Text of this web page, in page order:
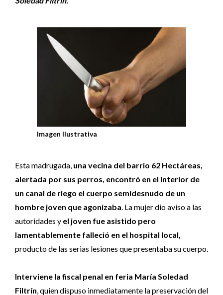
Imagen Ilustrativa
Esta madrugada, una vecina del barrio 62 Hectáreas,
alertada por sus perros, encontró en el interior de
un canal de riego el cuerpo semidesnudo de un
hombre joven que agonizaba. La mujer dio aviso a las
autoridades y el joven fue asistido pero
lamentablemente falleció en el hospital local,
producto de las serias lesiones que presentaba su cuerpo.
Interviene la fiscal penal en feria María Soledad
Filtrín, quien dispuso inmediatamente la preservación del